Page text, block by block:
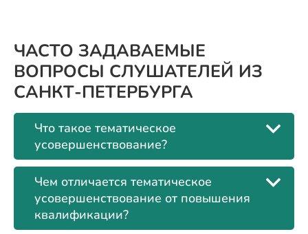
ЧАСТО ЗАДАВАЕМЫЕ
ВОПРОСЫ СЛУШАТЕЛЕЙ ИЗ
САНКТ-ПЕТЕРБУРГА
Что такое тематическое
усовершенствование?
Чем отличается тематическое
усовершенствование от повышения
квалификации?